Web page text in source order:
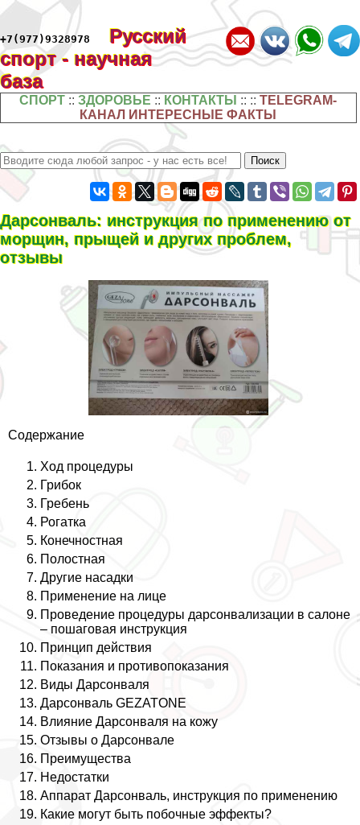
+7(977)9328978
Русский
спорт - научная
база
СПОРТ ::ЗДОРОВЬЕ :: КОНТАКТЫ :: ::TELEGRAM-
КАНАЛ ИНТЕРЕСНЫЕ ФАКТЫ
Дарсонваль: инструкция по применению от
морщин, прыщей и других проблем,
отзывы
Содержание
Ход процедуры
Грибок
Гребень
Рогатка
Конечностная
Полостная
Другие насадки
Применение на лице
Проведение процедуры дарсонвализации в салоне
– пошаговая инструкция
Принцип действия
Показания и противопоказания
Виды Дарсонваля
Дарсонваль GEZATONE
Влияние Дарсонваля на кожу
Отзывы о Дарсонвале
Преимущества
Недостатки
Аппарат Дарсонваль, инструкция по применению
Какие могут быть побочные эффекты?